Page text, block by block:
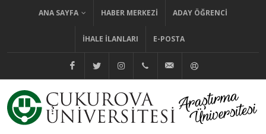
ANA SAYFA HABER MERKEZI ADAY ÖĞRENCI
İHALE İLANLARI E-POSTA
@cuhabermerkezi
@cukurovaedutr
@cukurovaedutr
+90 (322) 338 60 84
bilgi@cu.edu.tr